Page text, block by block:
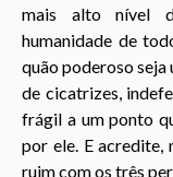
mais alto nível
humanidade de
quão poderoso seja
de cicatrizes,
frágil a um ponto
por ele. E acredite,
ruim com os três